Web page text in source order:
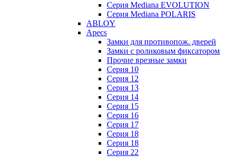
Серия Mediana EVOLUTION
Серия Mediana POLARIS
ABLOY
Apecs
Замки для противопож. дверей
Замки с роликовым фиксатором
Прочие врезные замки
Серия 10
Серия 12
Серия 13
Серия 14
Серия 15
Серия 16
Серия 17
Серия 18
Серия 18
Серия 22